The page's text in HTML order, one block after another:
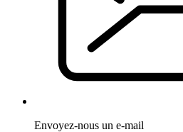
Envoyez-nous un e-mail